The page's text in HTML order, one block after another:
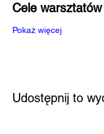
Cele warsztatów
Pokaż więcej
Udostępnij to